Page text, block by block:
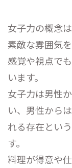
女子力の概念
素敵な雰囲気
感覚や視点で
います。
女子力は男性
い、男性から
れる存在とい
す。
料理が得意や